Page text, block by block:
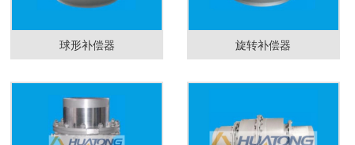
球形补偿器 旋转补偿器